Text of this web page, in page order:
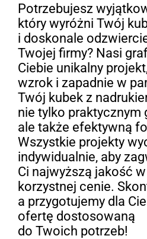
Potrzebujesz
który wyróżni Twój
i doskonale
Twojej firmy? Nasi
Ciebie unikalny
wzrok i zapadnie w
Twój kubek z
nie tylko praktycznym
ale także efektywną
Wszystkie projekty
indywidualnie, aby
Ci najwyższą jakość
korzystnej cenie.
a przygotujemy dla
ofertę dostosowaną
do Twoich potrzeb!